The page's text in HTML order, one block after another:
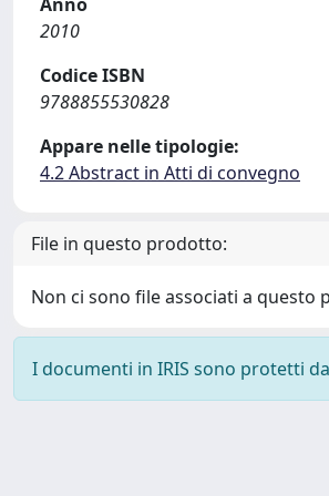
2010
Codice ISBN
9788855530828
Appare nelle tipologie:
4.2 Abstract in Atti di convegno
File in questo prodotto:
Non ci sono file associati a questo
I documenti in IRIS sono protetti